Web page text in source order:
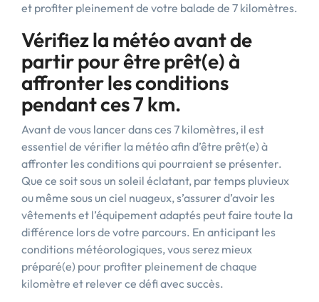
et profiter pleinement de votre balade de 7 kilomètres.
Vérifiez la météo avant de
partir pour être prêt(e) à
affronter les conditions
pendant ces 7 km.
Avant de vous lancer dans ces 7 kilomètres, il est
essentiel de vérifier la météo afin d’être prêt(e) à
affronter les conditions qui pourraient se présenter.
Que ce soit sous un soleil éclatant, par temps pluvieux
ou même sous un ciel nuageux, s’assurer d’avoir les
vêtements et l’équipement adaptés peut faire toute la
différence lors de votre parcours. En anticipant les
conditions météorologiques, vous serez mieux
préparé(e) pour profiter pleinement de chaque
kilomètre et relever ce défi avec succès.